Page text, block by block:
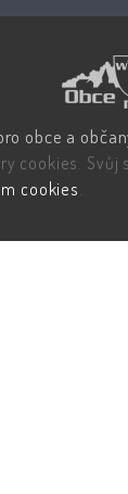
obce a
cookies. Svůj
cookies